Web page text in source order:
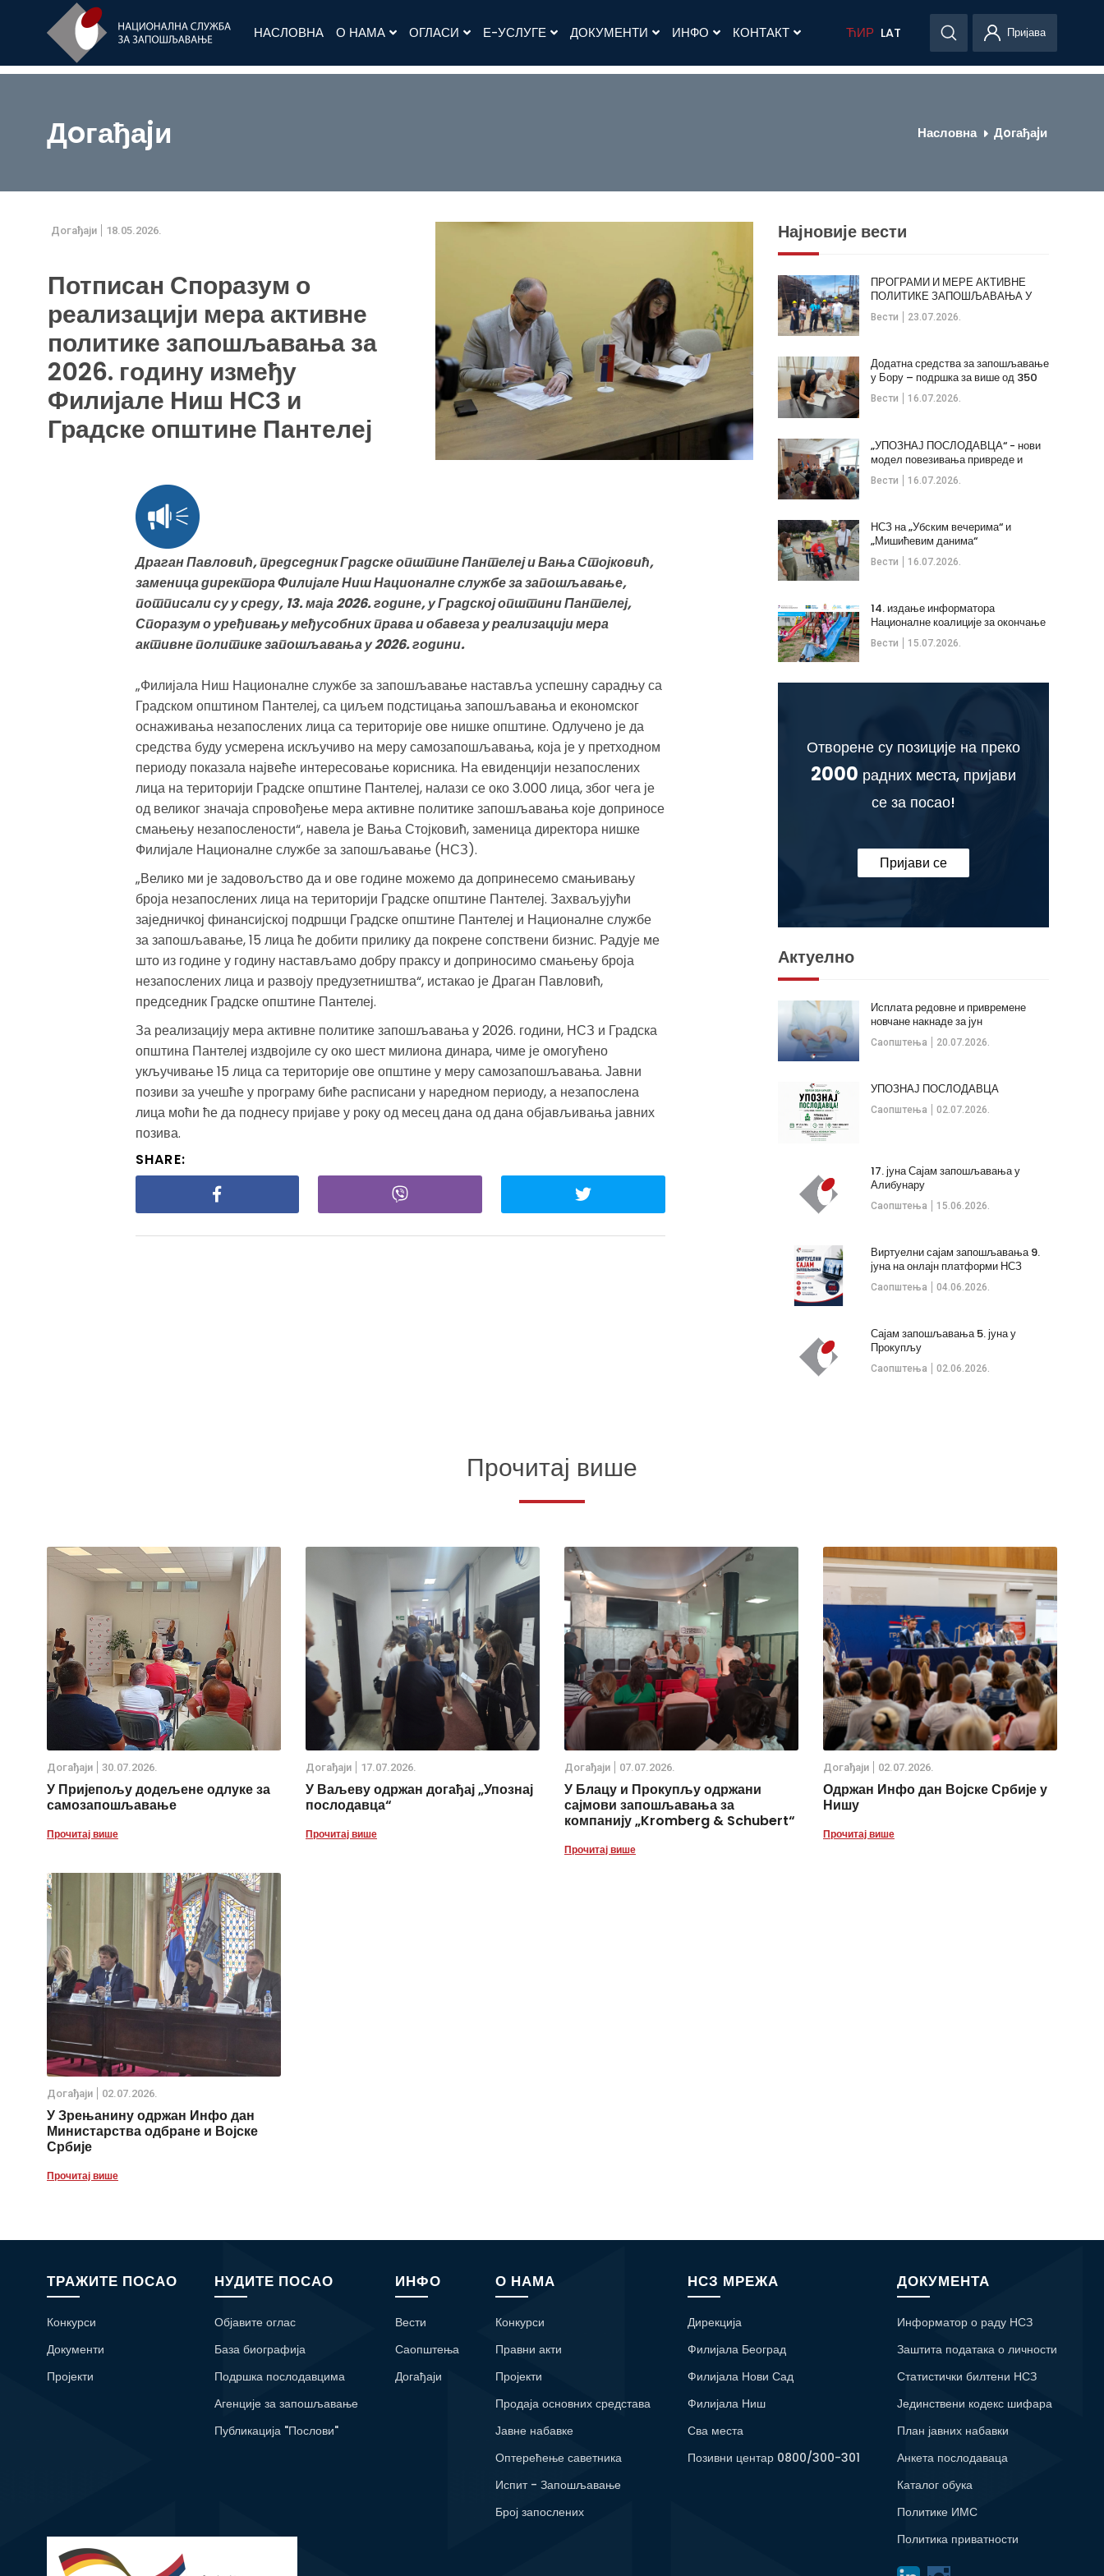
НАСЛОВНА О НАМА ОГЛАСИ Е-УСЛУГЕ ДОКУМЕНТИ ИНФО КОНТАКТ ЋИР LAT Пријава
Дoгађаjи Насловна Дoгађаjи
Дoгађаjи 18.05.2026.
Потписан Споразум о
реализацији мера активне
политике запошљавања за
2026. годину између
Филијале Ниш НСЗ и
Градске општине Пантелеј
Драган Павловић, председник Градске општине Пантелеј и Вања Стојковић,
заменица директора Филијале Ниш Националне службе за запошљавање,
потписали су у среду, 13. маја 2026. године, у Градској општини Пантелеј,
Споразум о уређивању међусобних права и обавеза у реализацији мера
активне политике запошљавања у 2026. години.
„Филијала Ниш Националне службе за запошљавање наставља успешну сарадњу са
Градском општином Пантелеј, са циљем подстицања запошљавања и економског
оснаживања незапослених лица са територије ове нишке општине. Одлучено је да
средства буду усмерена искључиво на меру самозапошљавања, која је у претходном
периоду показала највеће интересовање корисника. На евиденцији незапослених
лица на територији Градске општине Пантелеј, налази се око 3.000 лица, због чега је
од великог значаја спровођење мера активне политике запошљавања које доприносе
смањењу незапослености“, навела је Вања Стојковић, заменица директора нишке
Филијале Националне службе за запошљавање (НСЗ).
„Велико ми је задовољство да и ове године можемо да допринесемо смањивању
броја незапослених лица на територији Градске општине Пантелеј. Захваљујући
заједничкој финансијској подршци Градске општине Пантелеј и Националне службе
за запошљавање, 15 лица ће добити прилику да покрене сопствени бизнис. Радује ме
што из године у годину настављамо добру праксу и доприносимо смањењу броја
незапослених лица и развоју предузетништва“, истакао је Драган Павловић,
председник Градске општине Пантелеј.
За реализацију мера активне политике запошљавања у 2026. години, НСЗ и Градска
општина Пантелеј издвојиле су око шест милиона динара, чиме је омогућено
укључивање 15 лица са територије ове општине у меру самозапошљавања. Јавни
позиви за учешће у програму биће расписани у наредном периоду, а незапослена
лица моћи ће да поднесу пријаве у року од месец дана од дана објављивања јавних
позива.
SHARE:
Најновије вести
Вести 23.07.2026.
ПРОГРАМИ И МЕРЕ АКТИВНЕ
ПОЛИТИКЕ ЗАПОШЉАВАЊА У
ОПШТИНИ КЛАДОВО
Вести 16.07.2026.
Додатна средства за запошљавање
у Бору – подршка за више од 350
незапослених
Вести 16.07.2026.
„УПОЗНАЈ ПОСЛОДАВЦА“ - нови
модел повезивања привреде и
стручних кадрова
Вести 16.07.2026.
НСЗ на „Убским вечерима“ и
„Мишићевим данима“
Вести 15.07.2026.
14. издање информатора
Националне коалиције за окончање
дечијих бракова
Отворене су позиције на преко
2000 радних места, пријави
се за посао!
Пријави се
Актуелно
Саопштења 20.07.2026.
Исплата редовне и привремене
новчане накнаде за јун
Саопштења 02.07.2026.
УПОЗНАЈ ПОСЛОДАВЦА
Саопштења 15.06.2026.
17. јуна Сајам запошљавања у
Алибунару
Саопштења 04.06.2026.
Виртуелни сајам запошљавања 9.
јуна на онлајн платформи НСЗ
Саопштења 02.06.2026.
Сајам запошљавања 5. јуна у
Прокупљу
Прочитај више
Дoгађаjи 30.07.2026.
У Пријепољу додељене одлуке за
самозапошљавање
Прочитај више
Дoгађаjи 17.07.2026.
У Ваљеву одржан догађај „Упознај
послодавца“
Прочитај више
Дoгађаjи 07.07.2026.
У Блацу и Прокупљу одржани
сајмови запошљавања за
компанију „Kromberg & Schubert“
Прочитај више
Дoгађаjи 02.07.2026.
Одржан Инфо дан Војске Србије у
Нишу
Прочитај више
Дoгађаjи 02.07.2026.
У Зрењанину одржан Инфо дан
Министарства одбране и Војске
Србије
Прочитај више
ТРАЖИТЕ ПОСАО
Конкурси
Документи
Пројекти
НУДИТЕ ПОСАО
Објавите оглас
База биографија
Подршка послодавцима
Агенције за запошљавање
Публикација "Послови"
ИНФО
Вести
Саопштења
Догађаји
О НАМА
Конкурси
Правни акти
Пројекти
Продаја основних средстава
Јавне набавке
Оптерећење саветника
Испит - Запошљавање
Број запослених
НСЗ МРЕЖА
Дирекција
Филијала Београд
Филијала Нови Сад
Филијала Ниш
Сва места
Позивни центар 0800/300-301
ДОКУМЕНТА
Информатор о раду НСЗ
Заштита података о личности
Статистички билтени НСЗ
Јединствени кодекс шифара
План јавних набавки
Анкета послодаваца
Каталог обука
Политике ИМС
Политика приватности